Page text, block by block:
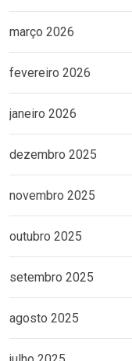
março 2026
fevereiro 2026
janeiro 2026
dezembro 2025
novembro 2025
outubro 2025
setembro 2025
agosto 2025